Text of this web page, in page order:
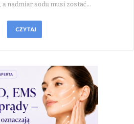
nadmiar sodu musi zostać…
CZYTAJ